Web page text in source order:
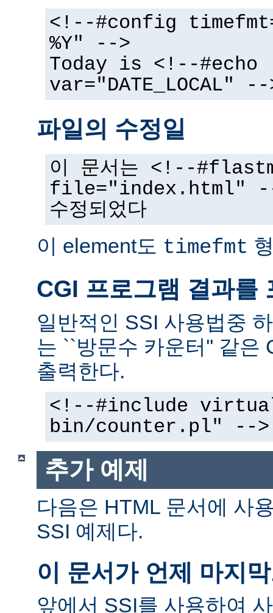
<!--#config
%Y" -->
Today is <!--#echo
var="DATE_LOCAL" --
파일의 수정일
이 문서는 <!--
file="index.html" --
수정되었다
이 element도 timefmt
CGI 프로그램 결과를
일반적인 SSI 사용법중
는 ``방문수 카운터'' 같은
출력한다.
<!--#include
bin/counter.pl" -->
추가 예제
다음은 HTML 문서에 사
SSI 예제다.
이 문서가 언제 마지
앞에서 SSI를 사용하여